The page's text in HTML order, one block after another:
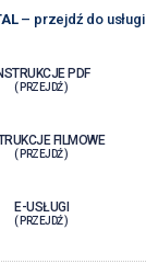
– przejdź do usługi
PDF
( PRZEJDŹ )
FILMOWE
( PRZEJDŹ )
E-USŁUGI
( PRZEJDŹ )